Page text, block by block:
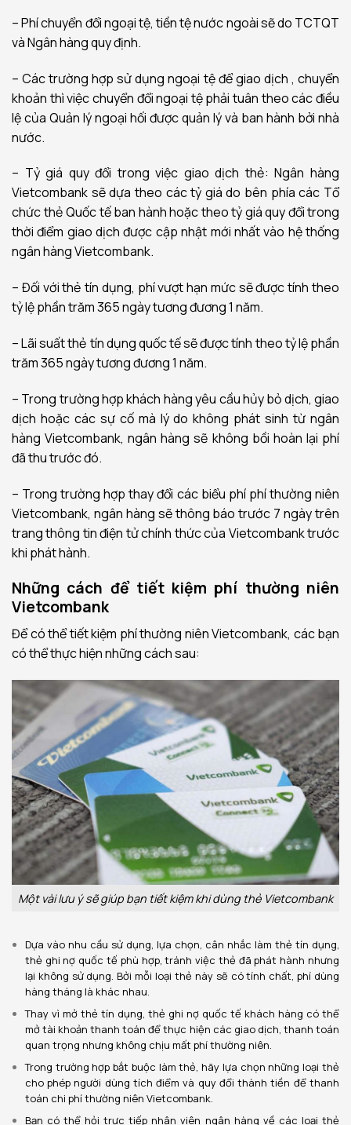
– Phí chuyển đổi ngoại tệ, tiền tệ nước ngoài sẽ do TCTQT
và Ngân hàng quy định.
– Các trường hợp sử dụng ngoại tệ để giao dịch , chuyển
khoản thì việc chuyển đổi ngoại tệ phải tuân theo các điều
lệ của Quản lý ngoại hối được quản lý và ban hành bởi nhà
nước.
– Tỷ giá quy đổi trong việc giao dịch thẻ: Ngân hàng
Vietcombank sẽ dựa theo các tỷ giá do bên phía các Tổ
chức thẻ Quốc tế ban hành hoặc theo tỷ giá quy đổi trong
thời điểm giao dịch được cập nhật mới nhất vào hệ thống
ngân hàng Vietcombank.
– Đối với thẻ tín dụng, phí vượt hạn mức sẽ được tính theo
tỷ lệ phần trăm 365 ngày tương đương 1 năm.
– Lãi suất thẻ tín dụng quốc tế sẽ được tính theo tỷ lệ phần
trăm 365 ngày tương đương 1 năm.
– Trong trường hợp khách hàng yêu cầu hủy bỏ dịch, giao
dịch hoặc các sự cố mà lý do không phát sinh từ ngân
hàng Vietcombank, ngân hàng sẽ không bồi hoàn lại phí
đã thu trước đó.
– Trong trường hợp thay đổi các biểu phí phí thường niên
Vietcombank, ngân hàng sẽ thông báo trước 7 ngày trên
trang thông tin điện tử chính thức của Vietcombank trước
khi phát hành.
Những cách để tiết kiệm phí thường niên
Vietcombank
Để có thể tiết kiệm phí thường niên Vietcombank, các bạn
có thể thực hiện những cách sau:
Một vài lưu ý sẽ giúp bạn tiết kiệm khi dùng thẻ Vietcombank
Dựa vào nhu cầu sử dụng, lựa chọn, cân nhắc làm thẻ tín dụng,
thẻ ghi nợ quốc tế phù hợp, tránh việc thẻ đã phát hành nhưng
lại không sử dụng. Bởi mỗi loại thẻ này sẽ có tính chất, phí dùng
hàng tháng là khác nhau.
Thay vì mở thẻ tín dụng, thẻ ghi nợ quốc tế khách hàng có thể
mở tài khoản thanh toán để thực hiện các giao dịch, thanh toán
quan trọng nhưng không chịu mất phí thường niên.
Trong trường hợp bắt buộc làm thẻ, hãy lựa chọn những loại thẻ
cho phép người dùng tích điểm và quy đổi thành tiền để thanh
toán chi phí thường niên Vietcombank.
Bạn có thể hỏi trực tiếp nhân viên ngân hàng về các loại thẻ